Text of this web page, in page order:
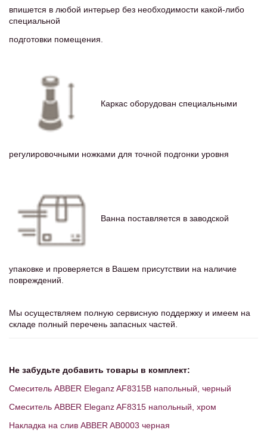
впишется в любой интерьер без необходимости какой-либо
специальной
подготовки помещения.
Каркас оборудован специальными
регулировочными ножками для точной подгонки уровня
Ванна поставляется в заводской
упаковке и проверяется в Вашем присутствии на наличие
повреждений.
Мы осуществляем полную сервисную поддержку и имеем на
складе полный перечень запасных частей.
Не забудьте добавить товары в комплект:
Смеситель ABBER Eleganz AF8315B напольный, черный
Смеситель ABBER Eleganz AF8315 напольный, хром
Накладка на слив ABBER AB0003 черная